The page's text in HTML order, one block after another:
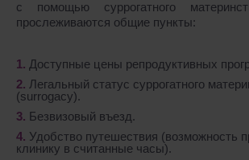
с помощью суррогатного
прослеживаются общие пункты:
Доступные цены репродуктивных
Легальный статус суррогатного
(surrogacy).
Безвизовый въезд.
Удобство путешествия (возможность
клинику в считанные часы).